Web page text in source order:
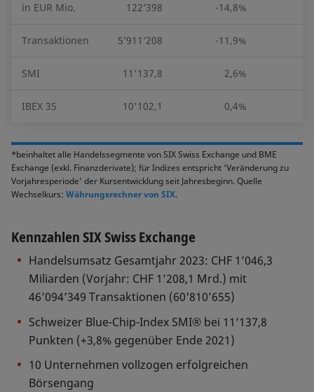
in EUR Mio.
122’398 -14,8%
Transaktionen 5’911’208 -11,9%
SMI 11'137,8 2,6%
IBEX 35 10'102,1 0,4%
*beinhaltet alle Handelssegmente von SIX Swiss Exchange und BME
Exchange (exkl. Finanzderivate); für Indizes entspricht ‘Veränderung zu
Vorjahresperiode’ der Kursentwicklung seit Jahresbeginn. Quelle
Wechselkurs: Währungsrechner von SIX.
Kennzahlen SIX Swiss Exchange
Handelsumsatz Gesamtjahr 2023: CHF 1’046,3
Miliarden (Vorjahr: CHF 1’208,1 Mrd.) mit
46’094’349 Transaktionen (60'810’655)
Schweizer Blue-Chip-Index SMI® bei 11’137,8
Punkten (+3,8% gegenüber Ende 2021)
10 Unternehmen vollzogen erfolgreichen
Börsengang